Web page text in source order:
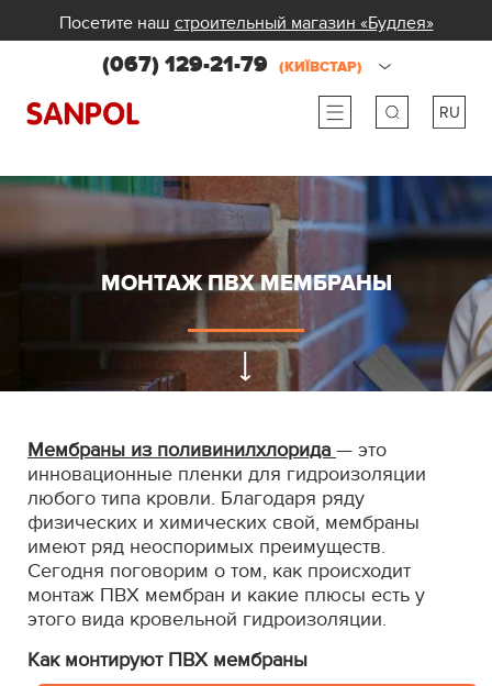
Посетите наш строительный магазин «Будлея»
(067) 129-21-79 (КИЇВСТАР)
RU
ua
МОНТАЖ ПВХ МЕМБРАНЫ
Мембраны из поливинилхлорида — это
инновационные пленки для гидроизоляции
любого типа кровли. Благодаря ряду
физических и химических свой, мембраны
имеют ряд неоспоримых преимуществ.
Сегодня поговорим о том, как происходит
монтаж ПВХ мембран и какие плюсы есть у
этого вида кровельной гидроизоляции.
Как монтируют ПВХ мембраны